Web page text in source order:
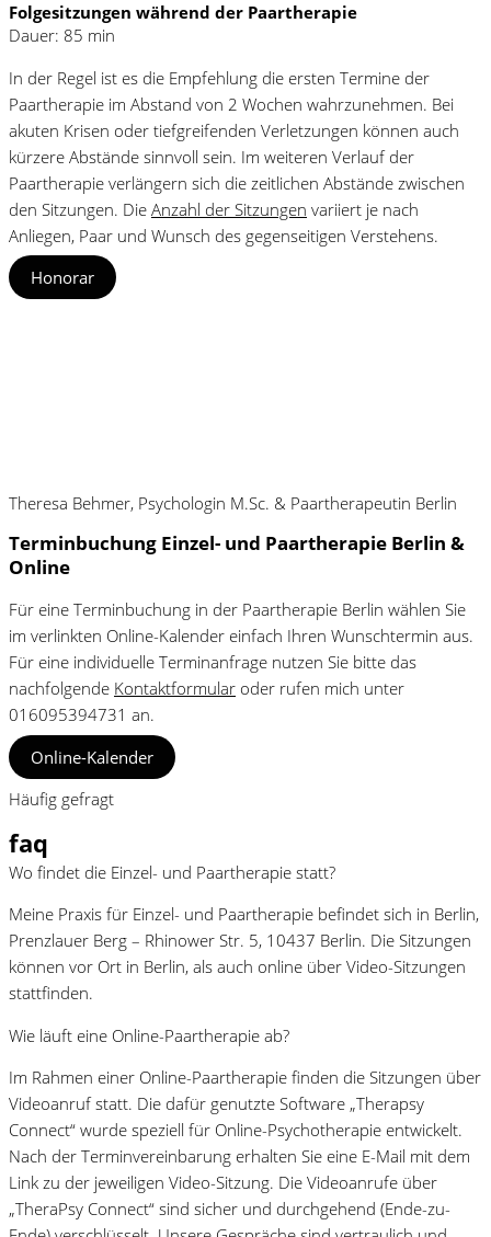
Folgesitzungen während der Paartherapie
Dauer: 85 min
In der Regel ist es die Empfehlung die ersten Termine der
Paartherapie im Abstand von 2 Wochen wahrzunehmen. Bei
akuten Krisen oder tiefgreifenden Verletzungen können auch
kürzere Abstände sinnvoll sein. Im weiteren Verlauf der
Paartherapie verlängern sich die zeitlichen Abstände zwischen
den Sitzungen. Die Anzahl der Sitzungen variiert je nach
Anliegen, Paar und Wunsch des gegenseitigen Verstehens.
Honorar
Theresa Behmer, Psychologin M.Sc. & Paartherapeutin Berlin
Terminbuchung Einzel- und Paartherapie Berlin &
Online
Für eine Terminbuchung in der Paartherapie Berlin wählen Sie
im verlinkten Online-Kalender einfach Ihren Wunschtermin aus.
Für eine individuelle Terminanfrage nutzen Sie bitte das
nachfolgende Kontaktformular oder rufen mich unter
016095394731 an.
Online-Kalender
Häufig gefragt
faq
Wo findet die Einzel- und Paartherapie statt?
Meine Praxis für Einzel- und Paartherapie befindet sich in Berlin,
Prenzlauer Berg – Rhinower Str. 5, 10437 Berlin. Die Sitzungen
können vor Ort in Berlin, als auch online über Video-Sitzungen
stattfinden.
Wie läuft eine Online-Paartherapie ab?
Im Rahmen einer Online-Paartherapie finden die Sitzungen über
Videoanruf statt. Die dafür genutzte Software „Therapsy
Connect“ wurde speziell für Online-Psychotherapie entwickelt.
Nach der Terminvereinbarung erhalten Sie eine E-Mail mit dem
Link zu der jeweiligen Video-Sitzung. Die Videoanrufe über
„TheraPsy Connect“ sind sicher und durchgehend (Ende-zu-